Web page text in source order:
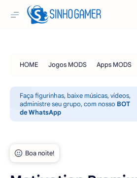
Faça figurinhas, baixe músicas, vídeos,
administre seu grupo, com nosso BOT
de WhatsApp